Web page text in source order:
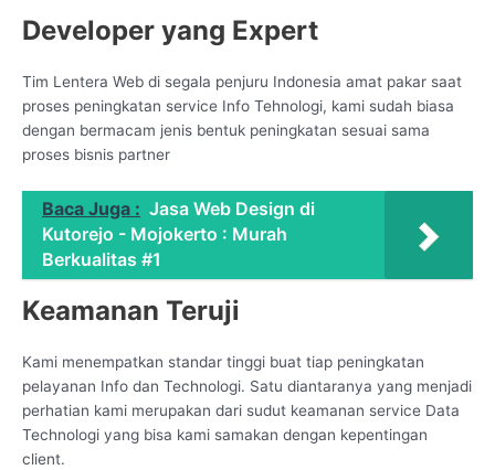
Developer yang Expert
Tim Lentera Web di segala penjuru Indonesia amat pakar saat
proses peningkatan service Info Tehnologi, kami sudah biasa
dengan bermacam jenis bentuk peningkatan sesuai sama
proses bisnis partner
Baca Juga : Jasa Web Design di
Kutorejo - Mojokerto : Murah
Berkualitas #1
Keamanan Teruji
Kami menempatkan standar tinggi buat tiap peningkatan
pelayanan Info dan Technologi. Satu diantaranya yang menjadi
perhatian kami merupakan dari sudut keamanan service Data
Technologi yang bisa kami samakan dengan kepentingan
client.